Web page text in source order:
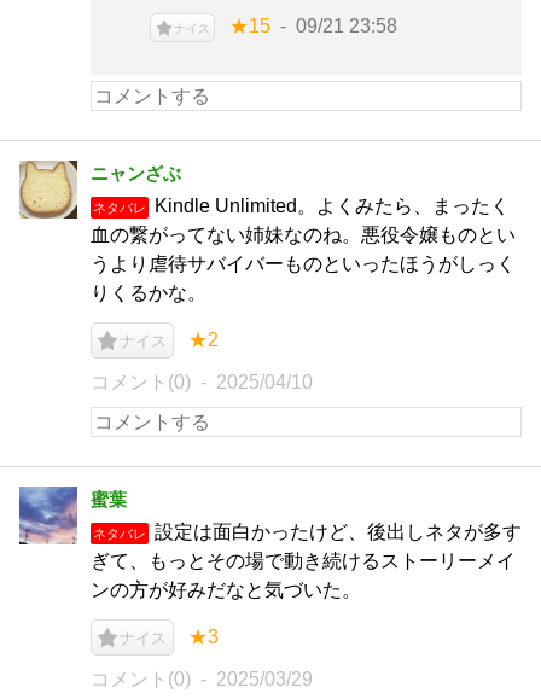
ナイス ★15 09/21 23:58
ニャンざぶ
ネタバレ
Kindle Unlimited。よくみたら、まったく
血の繋がってない姉妹なのね。悪役令嬢ものとい
うより虐待サバイバーものといったほうがしっく
りくるかな。
ナイス ★2
コメント(0) 2025/04/10
蜜葉
ネタバレ
設定は面白かったけど、後出しネタが多す
ぎて、もっとその場で動き続けるストーリーメイ
ンの方が好みだなと気づいた。
ナイス ★3
コメント(0) 2025/03/29